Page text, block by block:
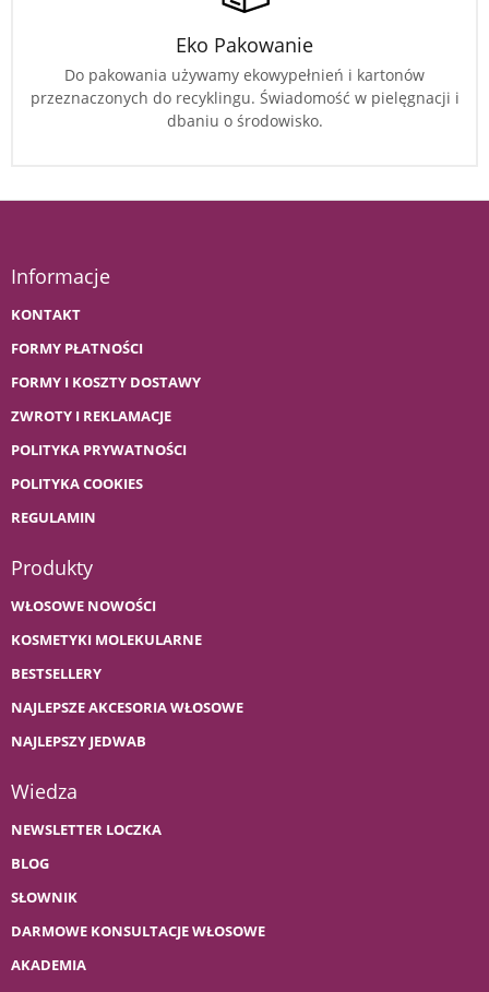
Eko Pakowanie
Do pakowania używamy ekowypełnień i kartonów
przeznaczonych do recyklingu. Świadomość w pielęgnacji i
dbaniu o środowisko.
Informacje
KONTAKT
FORMY PŁATNOŚCI
FORMY I KOSZTY DOSTAWY
ZWROTY I REKLAMACJE
POLITYKA PRYWATNOŚCI
POLITYKA COOKIES
REGULAMIN
Produkty
WŁOSOWE NOWOŚCI
KOSMETYKI MOLEKULARNE
BESTSELLERY
NAJLEPSZE AKCESORIA WŁOSOWE
NAJLEPSZY JEDWAB
Wiedza
NEWSLETTER LOCZKA
BLOG
SŁOWNIK
DARMOWE KONSULTACJE WŁOSOWE
AKADEMIA